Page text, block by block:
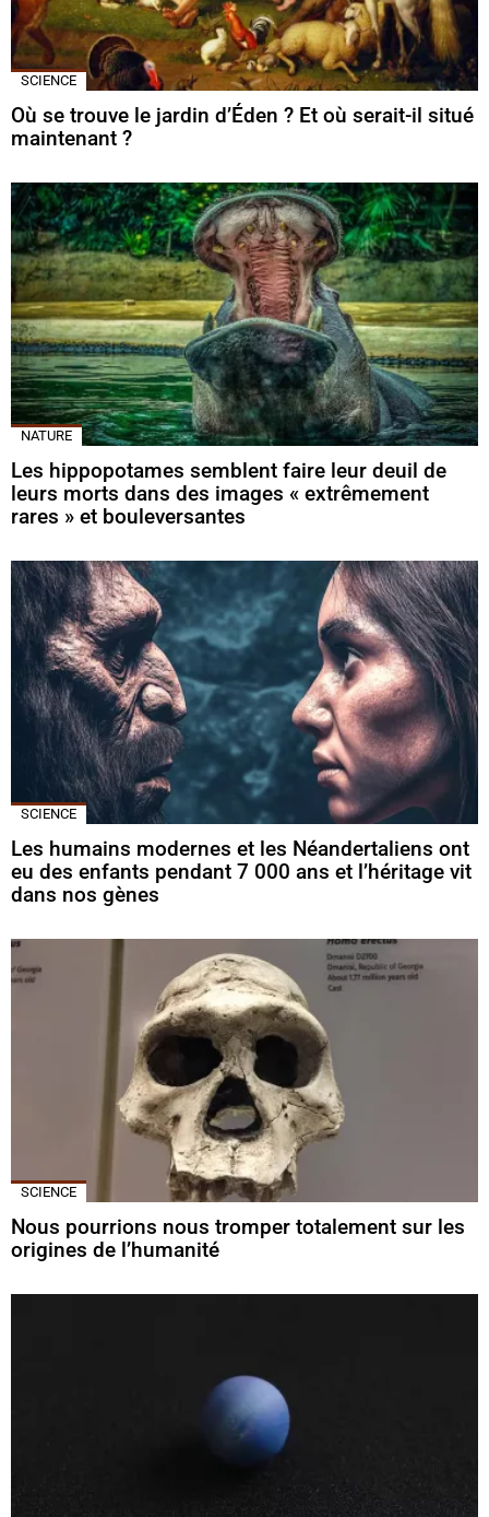
SCIENCE
Où se trouve le jardin d’Éden ? Et où serait-il situé
maintenant ?
NATURE
Les hippopotames semblent faire leur deuil de
leurs morts dans des images « extrêmement
rares » et bouleversantes
SCIENCE
Les humains modernes et les Néandertaliens ont
eu des enfants pendant 7 000 ans et l’héritage vit
dans nos gènes
SCIENCE
Nous pourrions nous tromper totalement sur les
origines de l’humanité